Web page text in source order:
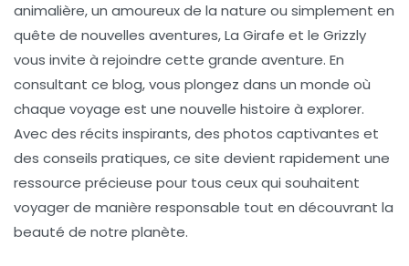
animalière, un amoureux de la nature ou simplement en
quête de nouvelles aventures, La Girafe et le Grizzly
vous invite à rejoindre cette grande aventure. En
consultant ce blog, vous plongez dans un monde où
chaque voyage est une nouvelle histoire à explorer.
Avec des récits inspirants, des photos captivantes et
des conseils pratiques, ce site devient rapidement une
ressource précieuse pour tous ceux qui souhaitent
voyager de manière responsable tout en découvrant la
beauté de notre planète.